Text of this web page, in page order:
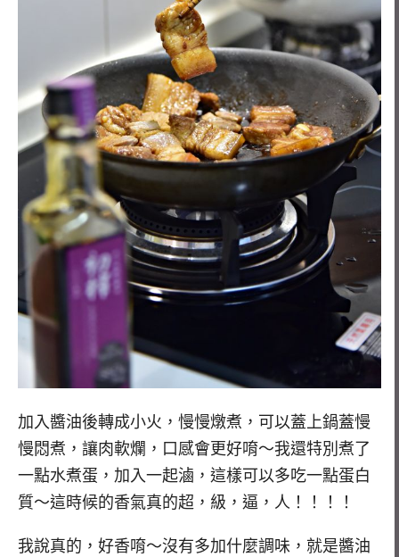
加入醬油後轉成小火，慢慢燉煮，可以蓋上鍋蓋慢
慢悶煮，讓肉軟爛，口感會更好唷～我還特別煮了
一點水煮蛋，加入一起滷，這樣可以多吃一點蛋白
質～這時候的香氣真的超，級，逼，人！！！！
我說真的，好香唷～沒有多加什麼調味，就是醬油